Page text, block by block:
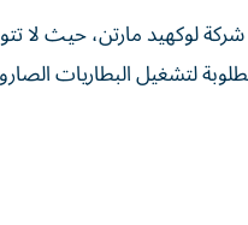
لوكهيد مارتن، حيث لا
المطلوبة لتشغيل البطاريات